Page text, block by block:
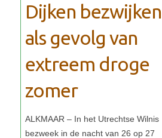
Dijken bezwijken
als gevolg van
extreem droge
zomer